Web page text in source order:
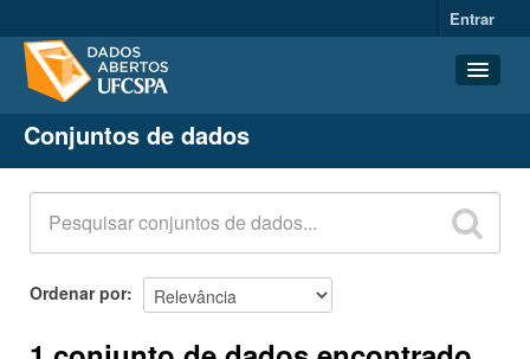
Entrar
Conjuntos de dados
Organizações
Grupos
Sobre
Conjuntos de dados
Ordenar por